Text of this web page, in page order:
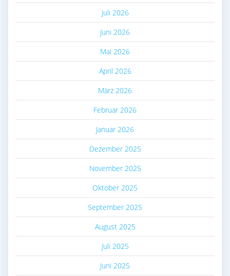
Juli 2026
Juni 2026
Mai 2026
April 2026
März 2026
Februar 2026
Januar 2026
Dezember 2025
November 2025
Oktober 2025
September 2025
August 2025
Juli 2025
Juni 2025